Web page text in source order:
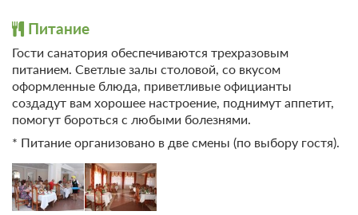
Парковка
Автостоянка / Парковка
Детям
Детская площадка
Детский бассейн
Игровая комната
Спорт
Прачечная / химчистка
Экскурсионное
обслуживание
Курение на всей территории
запрещено
Предоставление утюга и
Питание
Гости санатория обеспечиваются трехразовым
питанием. Светлые залы столовой, со вкусом
оформленные блюда, приветливые официанты
создадут вам хорошее настроение, поднимут аппетит,
помогут бороться с любыми болезнями.
* Питание организовано в две смены (по выбору гостя).